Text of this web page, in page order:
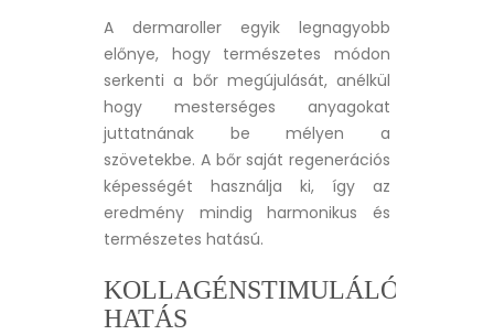
A dermaroller egyik legnagyobb
előnye, hogy természetes módon
serkenti a bőr megújulását, anélkül
hogy mesterséges anyagokat
juttatnának be mélyen a
szövetekbe. A bőr saját regenerációs
képességét használja ki, így az
eredmény mindig harmonikus és
természetes hatású.
KOLLAGÉNSTIMULÁLÓ
HATÁS